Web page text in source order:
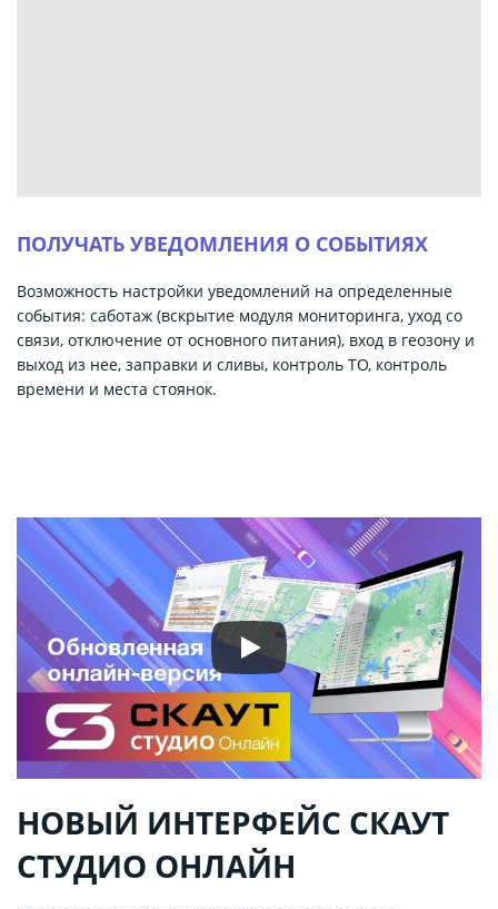
ПОЛУЧАТЬ УВЕДОМЛЕНИЯ О СОБЫТИЯХ
Возможность настройки уведомлений на определенные
события: саботаж (вскрытие модуля мониторинга, уход со
связи, отключение от основного питания), вход в геозону и
выход из нее, заправки и сливы, контроль ТО, контроль
времени и места стоянок.
НОВЫЙ ИНТЕРФЕЙС СКАУТ
СТУДИО ОНЛАЙН